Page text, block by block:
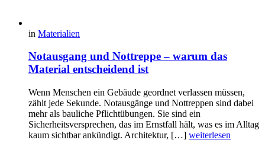
in Materialien
Notausgang und Nottreppe – warum das
Material entscheidend ist
Wenn Menschen ein Gebäude geordnet verlassen müssen,
zählt jede Sekunde. Notausgänge und Nottreppen sind dabei
mehr als bauliche Pflichtübungen. Sie sind ein
Sicherheitsversprechen, das im Ernstfall hält, was es im Alltag
kaum sichtbar ankündigt. Architektur, […] weiterlesen